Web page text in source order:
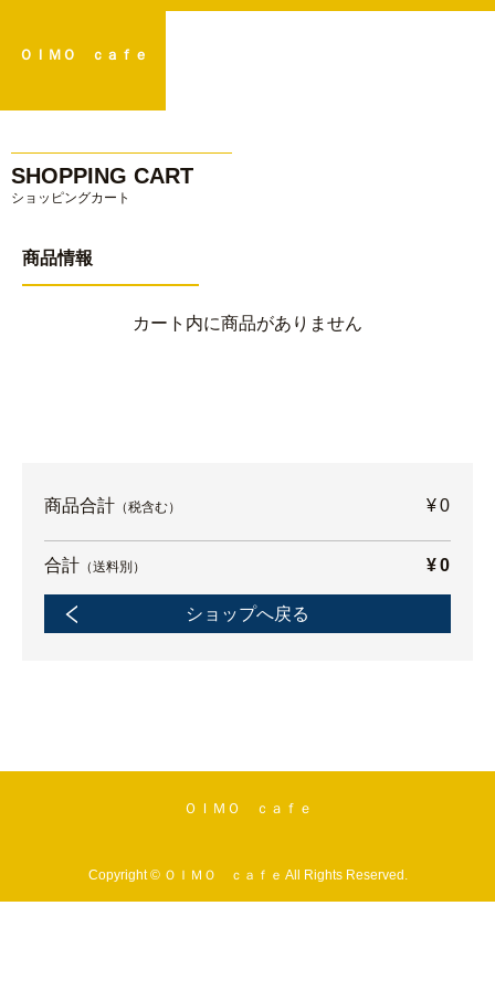
ＯＩＭＯ ｃａｆｅ
SHOPPING CART
ショッピングカート
商品情報
カート内に商品がありません
商品合計 （税含む） ¥0
合計 （送料別） ¥0
ショップへ戻る
ＯＩＭＯ ｃａｆｅ
Copyright © ＯＩＭＯ ｃａｆｅ All Rights Reserved.